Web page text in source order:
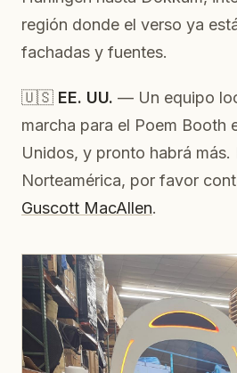
región donde el verso ya
fachadas y fuentes.
🇺🇸 EE. UU. — Un equipo
marcha para el Poem Booth
Unidos, y pronto habrá más.
Norteamérica, por favor
Guscott MacAllen.